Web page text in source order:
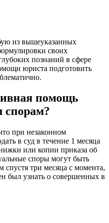
из вышеуказанных
своих
познаний в сфере
юриста подготовить
помощь
спорам?
при незаконном
в суд в течение 1 месяца
или копии приказа об
споры могут быть
спустя три месяца с момента,
был узнать о совершенных в